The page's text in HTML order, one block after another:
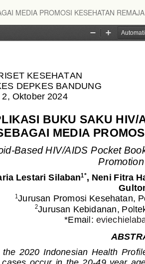
MEDIA PROMOSI KESEHATAN REMAJA